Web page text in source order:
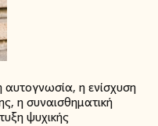
αυτογνωσία, η ενίσχυση
η συναισθηματική
ψυχικής